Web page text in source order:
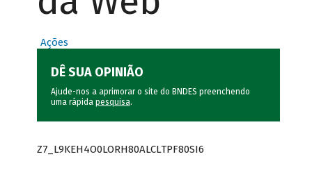
Ações
DÊ SUA OPINIÃO
Ajude-nos a aprimorar o site do BNDES preenchendo
uma rápida pesquisa.
Z7_L9KEH4O0LORH80ALCLTPF80SI6